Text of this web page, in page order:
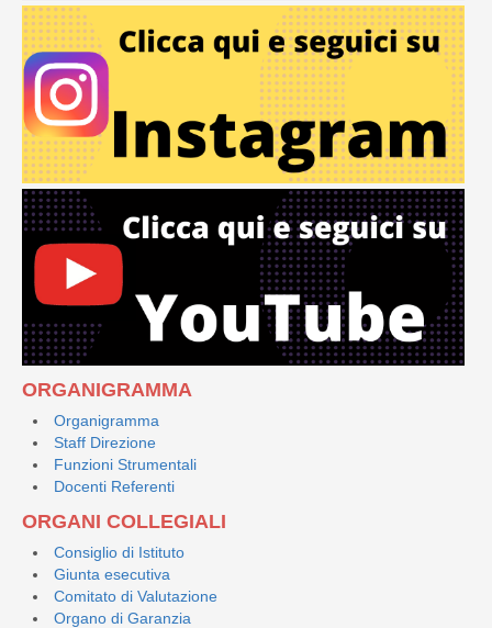
ORGANIGRAMMA
Organigramma
Staff Direzione
Funzioni Strumentali
Docenti Referenti
ORGANI COLLEGIALI
Consiglio di Istituto
Giunta esecutiva
Comitato di Valutazione
Organo di Garanzia